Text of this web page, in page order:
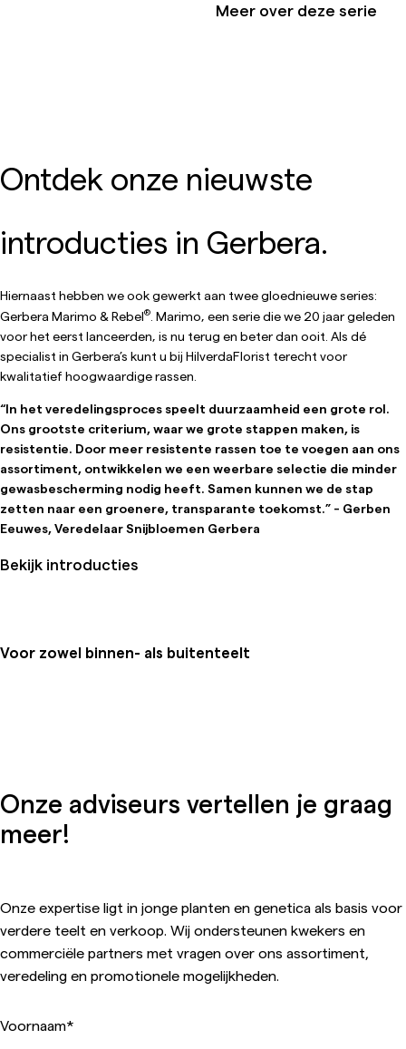
Meer over deze serie
Ontdek onze nieuwste
introducties in Gerbera.
Hiernaast hebben we ook gewerkt aan twee gloednieuwe series:
Gerbera Marimo & Rebel® . Marimo, een serie die we 20 jaar geleden
voor het eerst lanceerden, is nu terug en beter dan ooit. Als dé
specialist in Gerbera’s kunt u bij HilverdaFlorist terecht voor
kwalitatief hoogwaardige rassen.
“In het veredelingsproces speelt duurzaamheid een grote rol.
Ons grootste criterium, waar we grote stappen maken, is
resistentie. Door meer resistente rassen toe te voegen aan ons
assortiment, ontwikkelen we een weerbare selectie die minder
gewasbescherming nodig heeft. Samen kunnen we de stap
zetten naar een groenere, transparante toekomst.” - Gerben
Eeuwes, Veredelaar Snijbloemen Gerbera
Bekijk introducties
Voor zowel binnen- als buitenteelt
Onze adviseurs vertellen je graag
meer!
Onze expertise ligt in jonge planten en genetica als basis voor
verdere teelt en verkoop. Wij ondersteunen kwekers en
commerciële partners met vragen over ons assortiment,
veredeling en promotionele mogelijkheden.
Voornaam*